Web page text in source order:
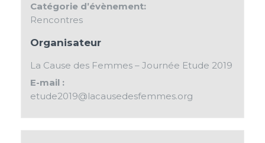
Catégorie d’évènement:
Rencontres
Organisateur
La Cause des Femmes – Journée Etude 2019
E-mail :
etude2019@lacausedesfemmes.org